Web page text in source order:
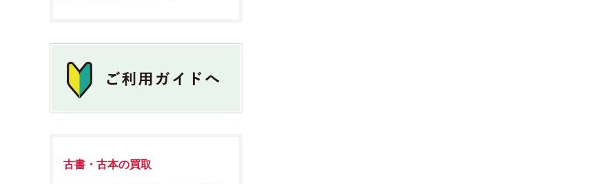
古書・古本の買取